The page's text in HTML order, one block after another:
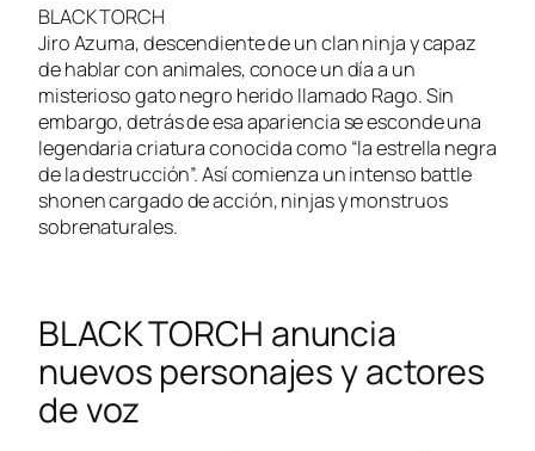
BLACK TORCH
Jiro Azuma, descendiente de un clan ninja y capaz
de hablar con animales, conoce un día a un
misterioso gato negro herido llamado Rago. Sin
embargo, detrás de esa apariencia se esconde una
legendaria criatura conocida como “la estrella negra
de la destrucción”. Así comienza un intenso battle
shonen cargado de acción, ninjas y monstruos
sobrenaturales.
BLACK TORCH anuncia
nuevos personajes y actores
de voz